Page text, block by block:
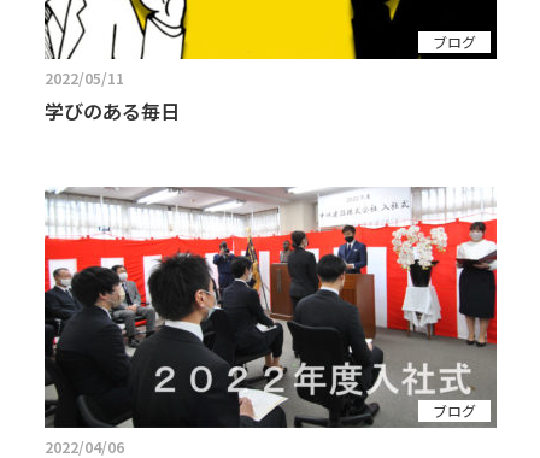
ブログ
2022/05/11
学びのある毎日
ブログ
2022/04/06